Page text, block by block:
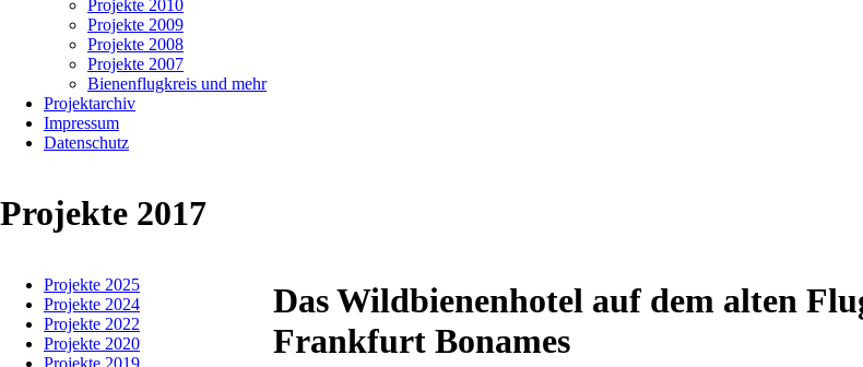
Projekte 2010
Projekte 2009
Projekte 2008
Projekte 2007
Bienenflugkreis und mehr
Projektarchiv
Impressum
Datenschutz
Projekte 2017
Das Wildbienenhotel auf dem alten
Frankfurt Bonames
überspringenProjekte 2025
Projekte 2024
Projekte 2022
Projekte 2020
Projekte 2019